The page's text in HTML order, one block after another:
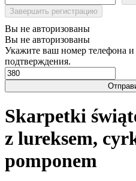
Завершить регистрацию
Вы не авторизованы
Вы не авторизованы
Укажите ваш номер телефона
подтверждения.
Skarpetki
z lureksem,
pomponem